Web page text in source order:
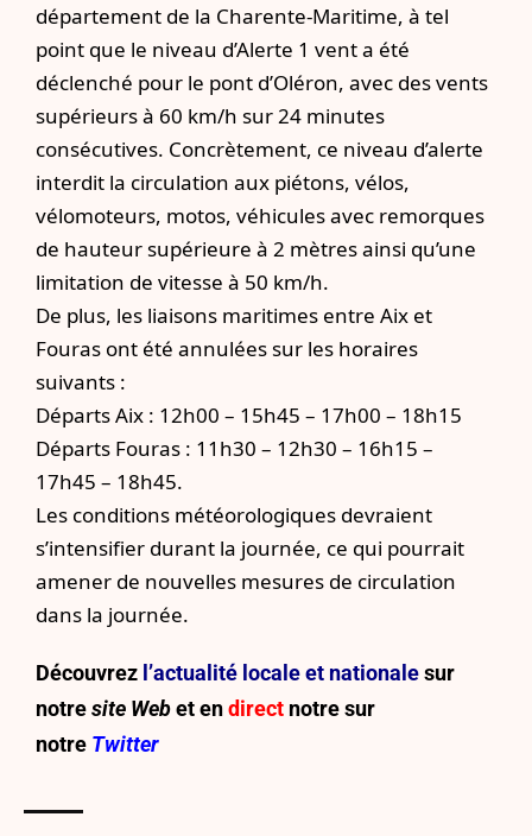
département de la Charente-Maritime, à tel
point que le niveau d’Alerte 1 vent a été
déclenché pour le pont d’Oléron, avec des vents
supérieurs à 60 km/h sur 24 minutes
consécutives. Concrètement, ce niveau d’alerte
interdit la circulation aux piétons, vélos,
vélomoteurs, motos, véhicules avec remorques
de hauteur supérieure à 2 mètres ainsi qu’une
limitation de vitesse à 50 km/h.
De plus, les liaisons maritimes entre Aix et
Fouras ont été annulées sur les horaires
suivants :
Départs Aix : 12h00 – 15h45 – 17h00 – 18h15
Départs Fouras : 11h30 – 12h30 – 16h15 –
17h45 – 18h45.
Les conditions météorologiques devraient
s’intensifier durant la journée, ce qui pourrait
amener de nouvelles mesures de circulation
dans la journée.
Découvrez l’actualité locale et nationalesur
notresite Webet endirect notre sur
notre Twitter